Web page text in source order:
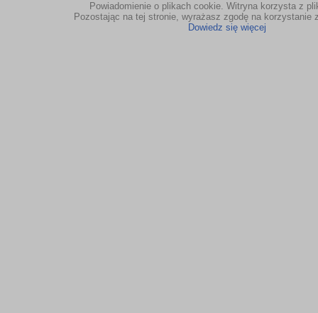
Powiadomienie o plikach cookie. Witryna korzysta z
Pozostając na tej stronie, wyrażasz zgodę na korzystanie
Dowiedz się więcej